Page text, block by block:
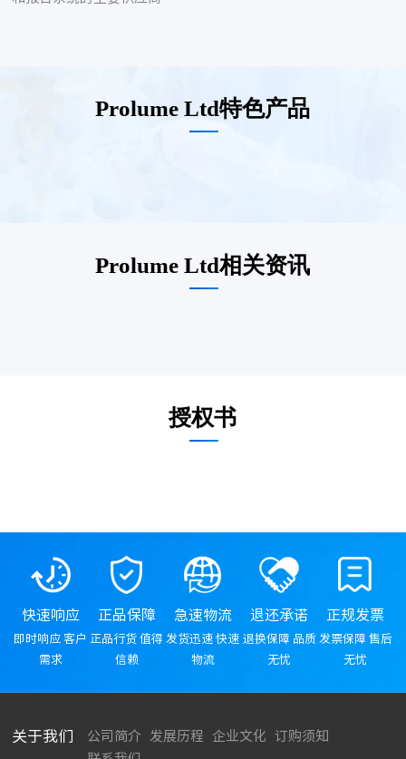
Prolume Ltd特色产品
Prolume Ltd相关资讯
授权书
快速响应
即时响应 客户
需求
正品保障
正品行货 值得
信赖
急速物流
发货迅速 快速
物流
退还承诺
退换保障 品质
无忧
正规发票
发票保障 售后
无忧
关于我们 公司简介 发展历程 企业文化
订购须知